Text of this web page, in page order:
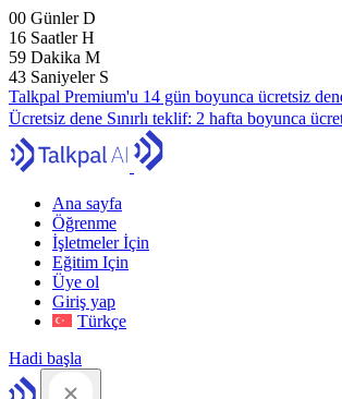
00 GünlerD
16 SaatlerH
59 Dakika M
42 Saniyeler S
Talkpal Premium'u 14 gün boyunca ücretsiz
Ücretsiz dene Sınırlı teklif: 2 hafta boyunca
Ana sayfa
Öğrenme
İşletmeler İçin
Eğitim Için
Üye ol
Giriş yap
Türkçe
Hadi başla